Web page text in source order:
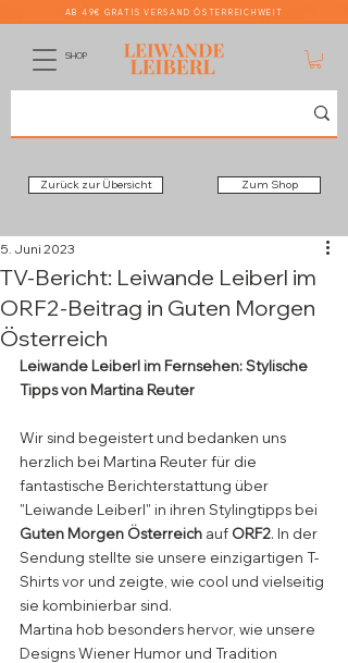
SHOP
AB 49€ GRATIS VERSAND ÖSTERREICHWEIT
Zurück zur Übersicht Zum Shop
TV-Bericht: Leiwande Leiberl im
ORF2-Beitrag in Guten Morgen
Österreich
5. Juni 2023
Leiwande Leiberl im Fernsehen: Stylische
Tipps von Martina Reuter
Wir sind begeistert und bedanken uns
herzlich bei Martina Reuter für die
fantastische Berichterstattung über
"Leiwande Leiberl" in ihren Stylingtipps bei
Guten Morgen Österreich auf ORF2. In der
Sendung stellte sie unsere einzigartigen T-
Shirts vor und zeigte, wie cool und vielseitig
sie kombinierbar sind.
Martina hob besonders hervor, wie unsere
Designs Wiener Humor und Tradition